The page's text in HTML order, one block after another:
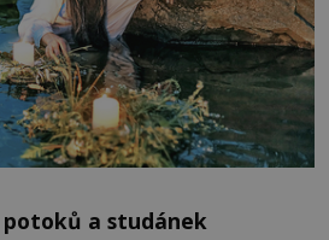
potoků a studánek